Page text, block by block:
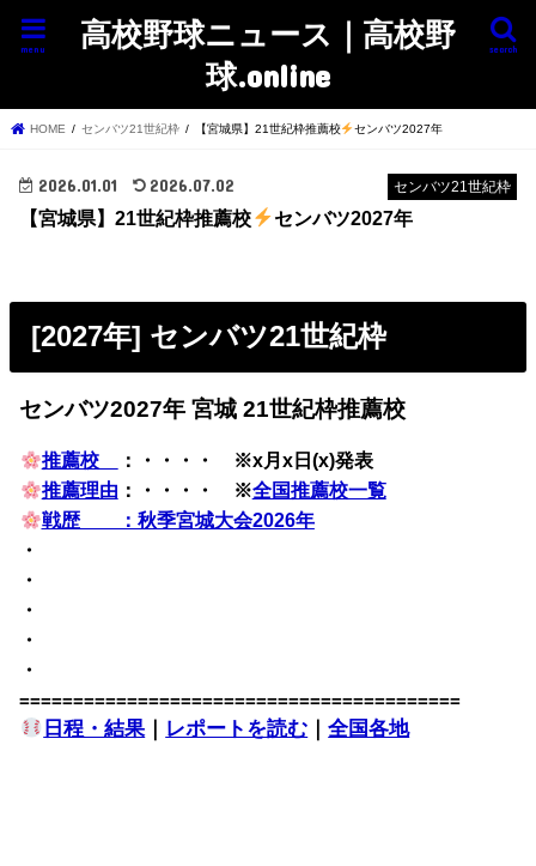
高校野球ニュース｜高校野
球.online
search
menu
HOME センバツ21世紀枠 【宮城県】21世紀枠推薦校 センバツ2027年
センバツ21世紀枠
2026.01.01 2026.07.02
【宮城県】21世紀枠推薦校 センバツ2027年
[2027年] センバツ21世紀枠
センバツ2027年 宮城 21世紀枠推薦校
推薦校
：・・・・ ※x月x日(x)発表
推薦理由 ：・・・・ ※全国推薦校一覧
戦歴 ：秋季宮城大会2026年
・
・
・
・
・
=========================================
日程・結果｜ レポートを読む ｜全国各地